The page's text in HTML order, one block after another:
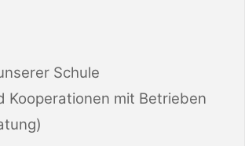
Schule
Kooperationen mit Betrieben